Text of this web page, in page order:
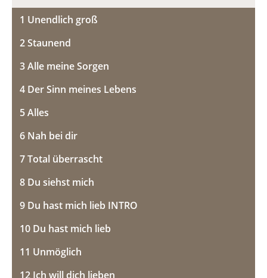
P
l
a
M
1 Unendlich groß
2 Staunend
3 Alle meine Sorgen
4 Der Sinn meines Lebens
5 Alles
6 Nah bei dir
7 Total überrascht
8 Du siehst mich
9 Du hast mich lieb INTRO
10 Du hast mich lieb
11 Unmöglich
12 Ich will dich lieben